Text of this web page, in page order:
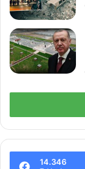
14.346